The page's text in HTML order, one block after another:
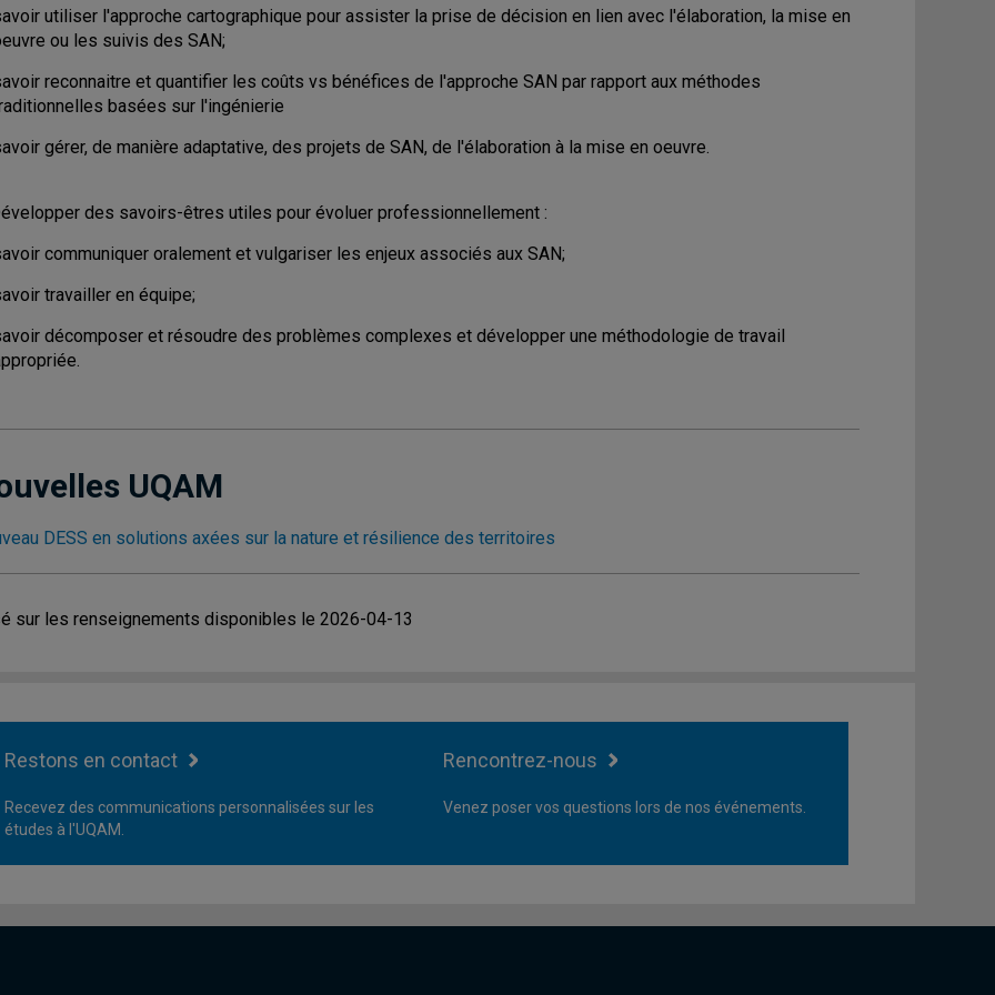
utiliser l'approche cartographique pour assister la prise de décision en lien avec l'élaboration, la mise en
ou les suivis des SAN;
reconnaitre et quantifier les coûts vs bénéfices de l'approche SAN par rapport aux méthodes
basées sur l'ingénierie
gérer, de manière adaptative, des projets de SAN, de l'élaboration à la mise en oeuvre.
des savoirs-êtres utiles pour évoluer professionnellement :
communiquer oralement et vulgariser les enjeux associés aux SAN;
travailler en équipe;
décomposer et résoudre des problèmes complexes et développer une méthodologie de travail
UQAM
DESS en solutions axées sur la nature et résilience des territoires
sur les renseignements disponibles le 2026-04-13
Restons en contact
Recevez des communications personnalisées sur les
études à l'UQAM.
Rencontrez-nous
Venez poser vos questions lors de nos événements.